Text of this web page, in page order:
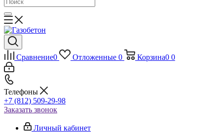
Сравнение0 Отложенные 0 Корзина0 0
Телефоны
+7 (812) 509-29-98
Заказать звонок
Личный кабинет